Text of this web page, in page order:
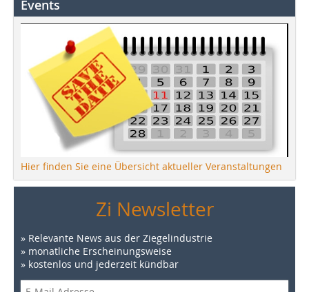
Events
Hier finden Sie eine Übersicht aktueller Veranstaltungen
Zi Newsletter
» Relevante News aus der Ziegelindustrie
» monatliche Erscheinungsweise
» kostenlos und jederzeit kündbar